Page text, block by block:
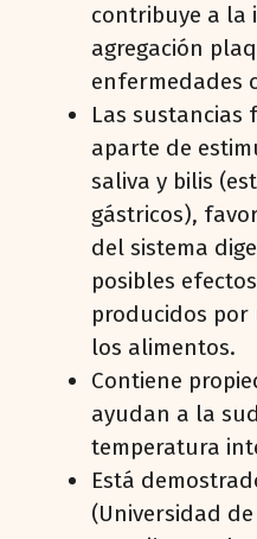
contribuye a la
agregación
enfermedades
Las sustancias
aparte de
saliva y bilis
gástricos),
del sistema
posibles
producidos por
los alimentos.
Contiene
ayudan a la
temperatura
Está
(Universidad